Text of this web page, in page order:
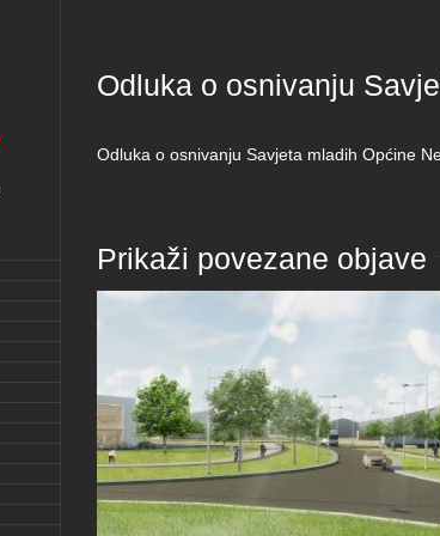
Odluka o osnivanju
Odluka o osnivanju Savjeta mladih Općine
Prikaži povezane objave